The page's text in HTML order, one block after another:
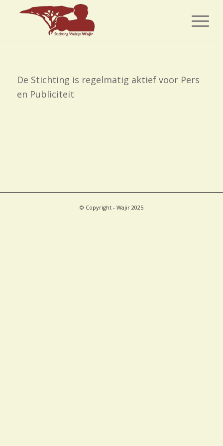
De Stichting is regelmatig aktief voor Pers
en Publiciteit
© Copyright - Wajir 2025